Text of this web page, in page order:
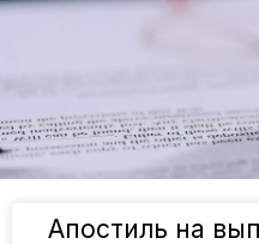
Апостиль на